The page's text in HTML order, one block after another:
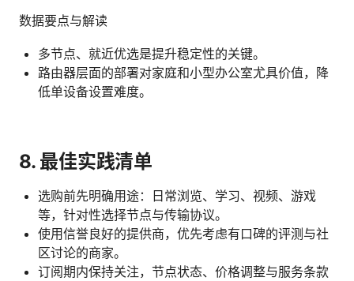
数据要点与解读
多节点、就近优选是提升稳定性的关键。
路由器层面的部署对家庭和小型办公室尤具价值，降
低单设备设置难度。
8. 最佳实践清单
选购前先明确用途：日常浏览、学习、视频、游戏
等，针对性选择节点与传输协议。
使用信誉良好的提供商，优先考虑有口碑的评测与社
区讨论的商家。
订阅期内保持关注，节点状态、价格调整与服务条款